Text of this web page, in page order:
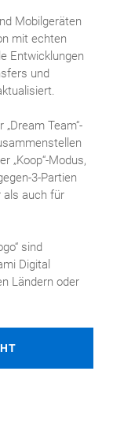
Mobilgeräten
mit echten
Entwicklungen
und
Team“-
„Koop“-Modus,
3-Partien
als auch für
sind
Digital
Ländern oder